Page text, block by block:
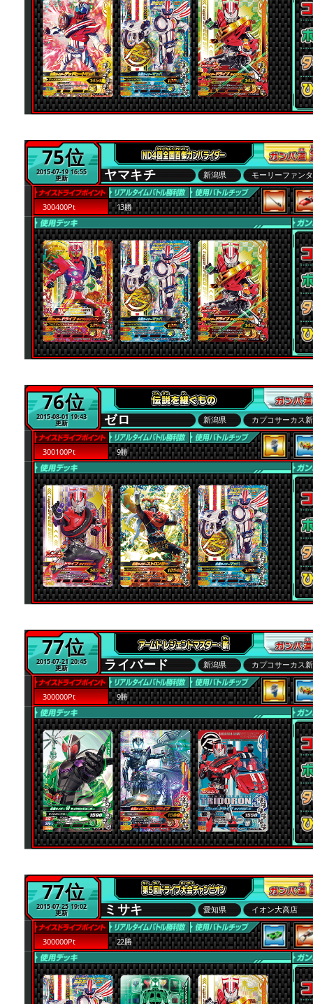
75位
2015-07-19 16:55
更新 ヤマキチ 新潟県 モーリーファン
300400Pt 13勝
76位
2015-08-01 19:43
更新 ゼロ 新潟県 カプコサーカス
300100Pt 9勝
77位
2015-07-21 20:45
更新 ライバード 新潟県 カプコサーカス
300000Pt 9勝
77位
2015-07-25 19:02
更新 ミサキ 愛知県 イオン大高店
300000Pt 22勝